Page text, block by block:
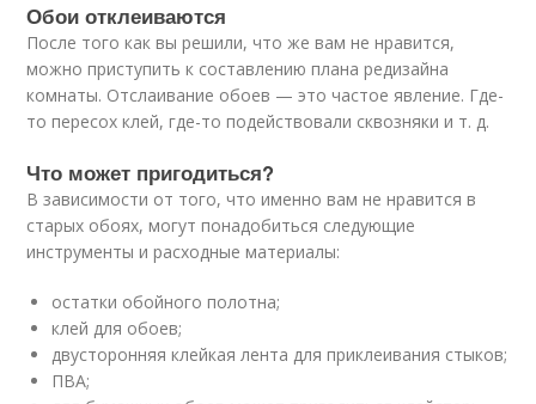
Обои отклеиваются
После того как вы решили, что же вам не нравится,
можно приступить к составлению плана редизайна
комнаты. Отслаивание обоев — это частое явление. Где-
то пересох клей, где-то подействовали сквозняки и т. д.
Что может пригодиться?
В зависимости от того, что именно вам не нравится в
старых обоях, могут понадобиться следующие
инструменты и расходные материалы:
остатки обойного полотна;
клей для обоев;
двусторонняя клейкая лента для приклеивания стыков;
ПВА;